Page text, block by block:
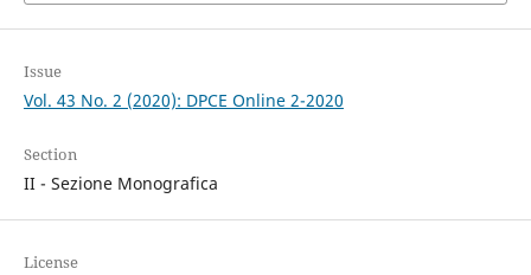
Issue
Vol. 43 No. 2 (2020): DPCE Online 2-2020
Section
II - Sezione Monografica
License